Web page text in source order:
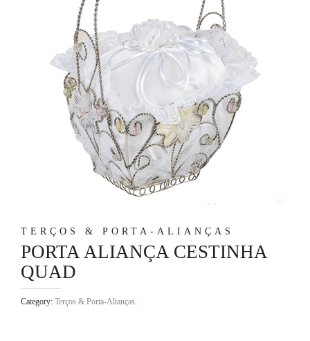
TERÇOS & PORTA-ALIANÇAS
PORTA ALIANÇA CESTINHA
QUAD
Category: Terços & Porta-Alianças